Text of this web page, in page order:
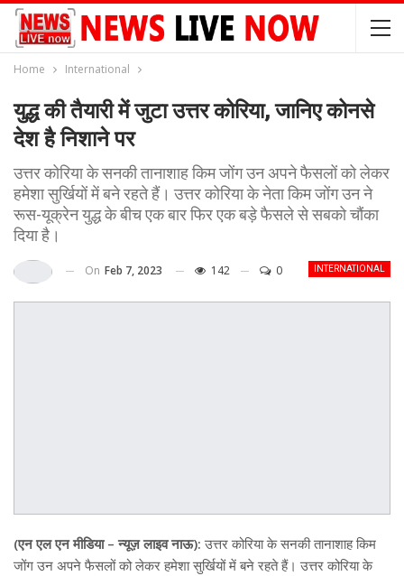
Home International
युद्ध की तैयारी में जुटा उत्तर कोरिया, जानिए कोनसे
देश है निशाने पर
उत्तर कोरिया के सनकी तानाशाह किम जोंग उन अपने फैसलों को लेकर
हमेशा सुर्खियों में बने रहते हैं। उत्तर कोरिया के नेता किम जोंग उन ने
रूस-यूक्रेन युद्ध के बीच एक बार फिर एक बड़े फैसले से सबको चौंका
दिया है।
INTERNATIONAL
On Feb 7, 2023 142 0
(एन एल एन मीडिया – न्यूज़ लाइव नाऊ): उत्तर कोरिया के सनकी तानाशाह किम
जोंग उन अपने फैसलों को लेकर हमेशा सुर्खियों में बने रहते हैं। उत्तर कोरिया के